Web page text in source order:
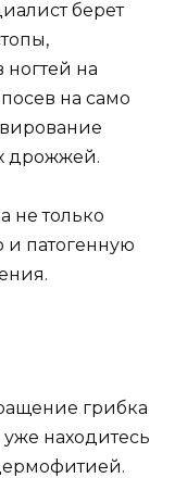
берет
на
на само
дрожжей.
не только
патогенную
грибка
находитесь